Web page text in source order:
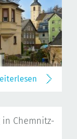
in Chemnitz-